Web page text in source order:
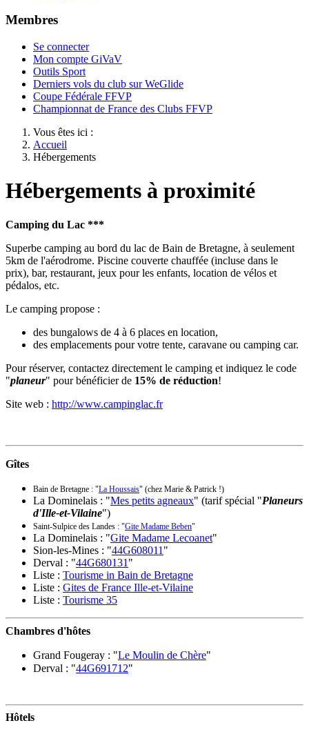
Membres
Se connecter
Mon compte GiVaV
Outils Sport
Derniers vols du club sur WeGlide
Coupe Fédérale FFVP
Championnat de France des Clubs FFVP
Vous êtes ici :
Accueil
Hébergements
Hébergements à proximité
Camping du Lac ***
Superbe camping au bord du lac de Bain de Bretagne, à seulement
5km de l'aérodrome. Piscine couverte chauffée (incluse dans le
prix), bar, restaurant, jeux pour les enfants, location de vélos et
pédalos, etc.
Le camping propose :
des bungalows de 4 à 6 places en location,
des emplacements pour votre tente, caravane ou camping car.
Pour réserver, contactez directement le camping et indiquez le code
"planeur" pour bénéficier de 15% de réduction!
Site web : http://www.campinglac.fr
Gîtes
Bain de Bretagne : "La Houssais" (chez Marie & Patrick !)
La Dominelais : "Mes petits agneaux" (tarif spécial "Planeurs
d'Ille-et-Vilaine")
Saint-Sulpice des Landes : "Gite Madame Beben"
La Dominelais : "Gite Madame Lecoanet"
Sion-les-Mines : "44G608011 "
Derval : "44G680131 "
Liste : Tourisme in Bain de Bretagne
Liste : Gites de France Ille-et-Vilaine
Liste : Tourisme 35
Chambres d'hôtes
Grand Fougeray : "Le Moulin de Chère"
Derval : "44G691712"
Hôtels